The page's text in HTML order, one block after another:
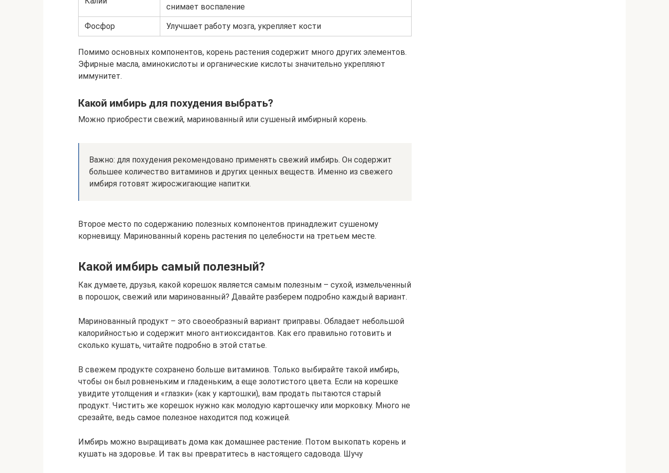
снимает воспаление
Фосфор Улучшает работу мозга, укрепляет кости
Помимо основных компонентов, корень растения содержит много других элементов.
Эфирные масла, аминокислоты и органические кислоты значительно укрепляют
иммунитет.
Какой имбирь для похудения выбрать?
Можно приобрести свежий, маринованный или сушеный имбирный корень.
Важно: для похудения рекомендовано применять свежий имбирь. Он содержит
большее количество витаминов и других ценных веществ. Именно из свежего
имбиря готовят жиросжигающие напитки.
Второе место по содержанию полезных компонентов принадлежит сушеному
корневищу. Маринованный корень растения по целебности на третьем месте.
Какой имбирь самый полезный?
Как думаете, друзья, какой корешок является самым полезным – сухой, измельченный
в порошок, свежий или маринованный? Давайте разберем подробно каждый вариант.
Маринованный продукт – это своеобразный вариант приправы. Обладает небольшой
калорийностью и содержит много антиоксидантов. Как его правильно готовить и
сколько кушать, читайте подробно в этой статье.
В свежем продукте сохранено больше витаминов. Только выбирайте такой имбирь,
чтобы он был ровненьким и гладеньким, а еще золотистого цвета. Если на корешке
увидите утолщения и «глазки» (как у картошки), вам продать пытаются старый
продукт. Чистить же корешок нужно как молодую картошечку или морковку. Много не
срезайте, ведь самое полезное находится под кожицей.
Имбирь можно выращивать дома как домашнее растение. Потом выкопать корень и
кушать на здоровье. И так вы превратитесь в настоящего садовода. Шучу